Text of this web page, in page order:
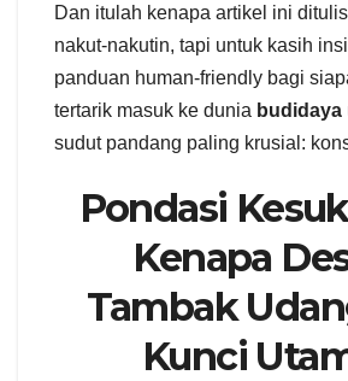
Dan itulah kenapa artikel ini
nakut-nakutin, tapi untuk kasih
panduan human-friendly bagi
tertarik masuk ke dunia budidaya
sudut pandang paling krusial:
Pondasi
Kenapa
Tambak
Kunci